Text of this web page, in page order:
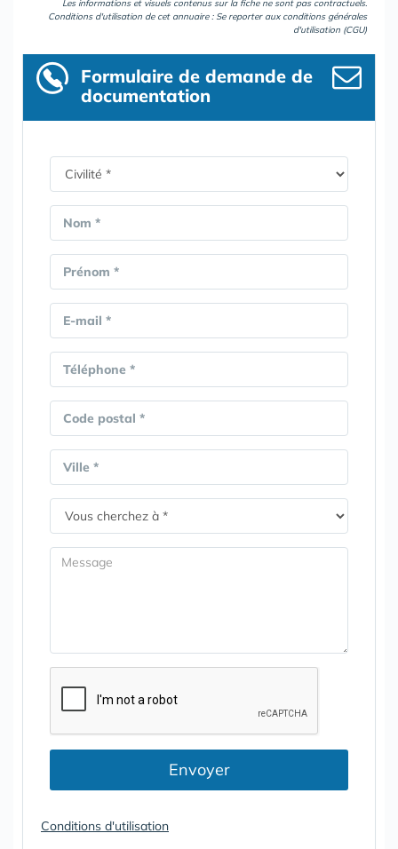
Les informations et visuels contenus sur la fiche ne sont pas contractuels.
Conditions d'utilisation de cet annuaire : Se reporter aux conditions générales
d'utilisation (CGU)
Formulaire de demande de
documentation
Nom *
Prénom *
E-mail *
Téléphone *
Code postal *
Ville *
Envoyer
Conditions d'utilisation